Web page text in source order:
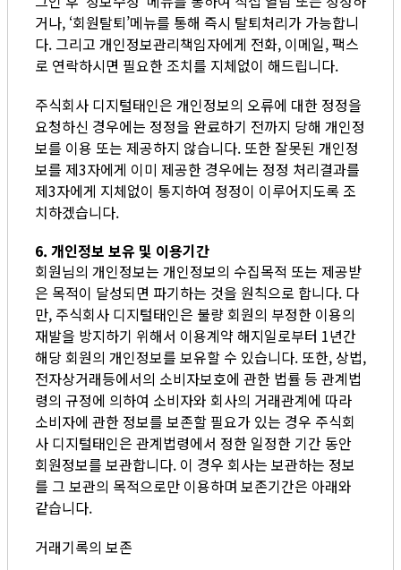
거나, ‘회원탈퇴’메뉴를 통해 즉시 탈퇴처리가 가능합니
다. 그리고 개인정보관리책임자에게 전화, 이메일, 팩스
로 연락하시면 필요한 조치를 지체없이 해드립니다.
주식회사 디지털태인은 개인정보의 오류에 대한 정정을
요청하신 경우에는 정정을 완료하기 전까지 당해 개인정
보를 이용 또는 제공하지 않습니다. 또한 잘못된 개인정
보를 제3자에게 이미 제공한 경우에는 정정 처리결과를
제3자에게 지체없이 통지하여 정정이 이루어지도록 조
치하겠습니다.
6. 개인정보 보유 및 이용기간
회원님의 개인정보는 개인정보의 수집목적 또는 제공받
은 목적이 달성되면 파기하는 것을 원칙으로 합니다. 다
만, 주식회사 디지털태인은 불량 회원의 부정한 이용의
재발을 방지하기 위해서 이용계약 해지일로부터 1년간
해당 회원의 개인정보를 보유할 수 있습니다. 또한, 상법,
전자상거래등에서의 소비자보호에 관한 법률 등 관계법
령의 규정에 의하여 소비자와 회사의 거래관계에 따라
소비자에 관한 정보를 보존할 필요가 있는 경우 주식회
사 디지털태인은 관계법령에서 정한 일정한 기간 동안
회원정보를 보관합니다. 이 경우 회사는 보관하는 정보
를 그 보관의 목적으로만 이용하며 보존기간은 아래와
같습니다.
거래기록의 보존